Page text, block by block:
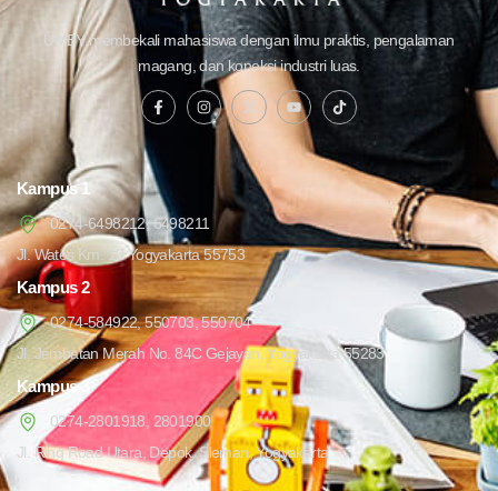
UMBY membekali mahasiswa dengan ilmu praktis, pengalaman
magang, dan koneksi industri luas.
Kampus 1
0274-6498212, 6498211
Jl. Wates Km. 10 Yogyakarta 55753
Kampus 2
0274-584922, 550703, 550704
Jl. Jembatan Merah No. 84C Gejayan, Yogyakarta 55283
Kampus 3
0274-2801918, 2801900
Jl. Ring Road Utara, Depok, Sleman, Yogyakarta